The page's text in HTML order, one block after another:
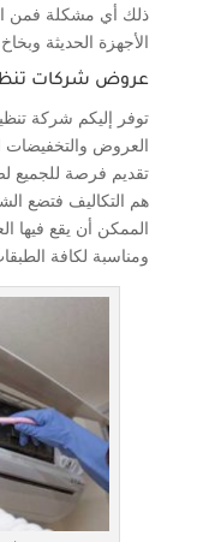
ذلك أي مشكلة فمن
الأجهزة الحديثة
عروض شركات
توفر إليكم شركة
تقديم فرصة للجميع
هم التكاليف فتضع
الممكن أن يقع فيها
ومناسبة لكافة